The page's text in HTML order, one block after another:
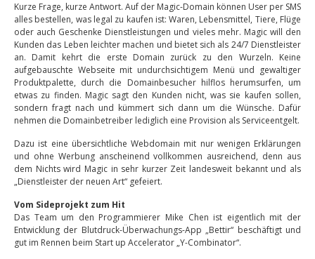
Kurze Frage, kurze Antwort. Auf der Magic-Domain können User per SMS
alles bestellen, was legal zu kaufen ist: Waren, Lebensmittel, Tiere, Flüge
oder auch Geschenke Dienstleistungen und vieles mehr. Magic will den
Kunden das Leben leichter machen und bietet sich als 24/7 Dienstleister
an. Damit kehrt die erste Domain zurück zu den Wurzeln. Keine
aufgebauschte Webseite mit undurchsichtigem Menü und gewaltiger
Produktpalette, durch die Domainbesucher hilflos herumsurfen, um
etwas zu finden. Magic sagt den Kunden nicht, was sie kaufen sollen,
sondern fragt nach und kümmert sich dann um die Wünsche. Dafür
nehmen die Domainbetreiber lediglich eine Provision als Serviceentgelt.
Dazu ist eine übersichtliche Webdomain mit nur wenigen Erklärungen
und ohne Werbung anscheinend vollkommen ausreichend, denn aus
dem Nichts wird Magic in sehr kurzer Zeit landesweit bekannt und als
„Dienstleister der neuen Art“ gefeiert.
Vom Sideprojekt zum Hit
Das Team um den Programmierer Mike Chen ist eigentlich mit der
Entwicklung der Blutdruck-Überwachungs-App „Bettir“ beschäftigt und
gut im Rennen beim Start up Accelerator „Y-Combinator“.